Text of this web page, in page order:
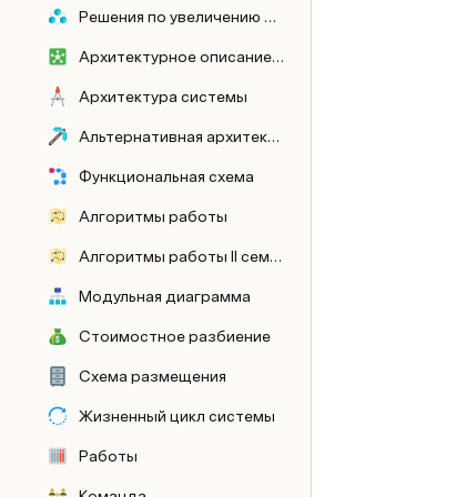
Решения по увеличению модульности
Архитектурное описание для проектных ролей
Архитектура системы
Альтернативная архитектура
Функциональная схема
Алгоритмы работы
Алгоритмы работы II семестр
Модульная диаграмма
Стоимостное разбиение
Схема размещения
Жизненный цикл системы
Работы